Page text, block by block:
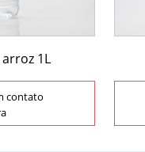
1L
contato